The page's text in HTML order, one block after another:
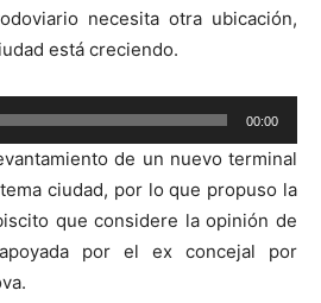
necesita otra ubicación,
está creciendo.
00:00
de un nuevo terminal
ciudad, por lo que propuso la
que considere la opinión de
por el ex concejal por